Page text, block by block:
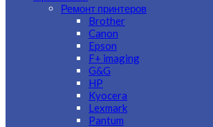
Ремонт принтеров
Brother
Canon
Epson
F+ imaging
G&G
HP
Kyocera
Lexmark
Pantum